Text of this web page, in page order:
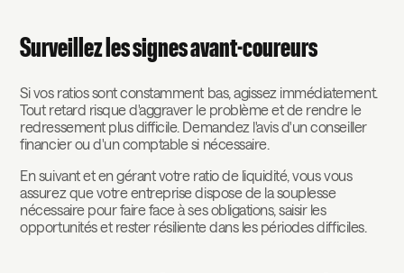
Surveillez les signes avant-coureurs
Si vos ratios sont constamment bas, agissez immédiatement.
Tout retard risque d'aggraver le problème et de rendre le
redressement plus difficile. Demandez l'avis d'un conseiller
financier ou d'un comptable si nécessaire.
En suivant et en gérant votre ratio de liquidité, vous vous
assurez que votre entreprise dispose de la souplesse
nécessaire pour faire face à ses obligations, saisir les
opportunités et rester résiliente dans les périodes difficiles.